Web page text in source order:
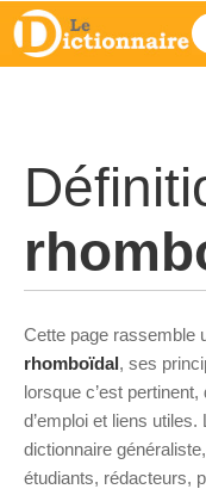
Cette page rassemble
rhomboïdal, ses
lorsque c’est
d’emploi et liens
dictionnaire
étudiants, rédacteurs,